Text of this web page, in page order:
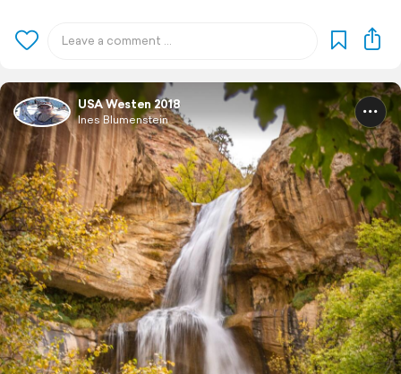
USA Westen 2018
Ines Blumenstein